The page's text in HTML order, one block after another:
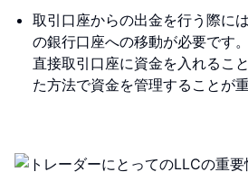
取引口座からの出金を行う際に
の銀行口座への移動が必要です
直接取引口座に資金を入れるこ
た方法で資金を管理することが重